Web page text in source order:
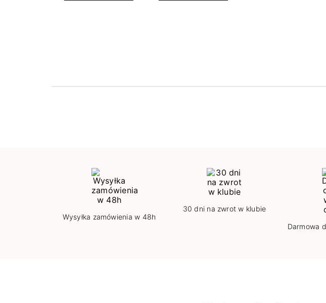
Wysyłka zamówienia w 48h
30 dni na zwrot w klubie
Darmowa